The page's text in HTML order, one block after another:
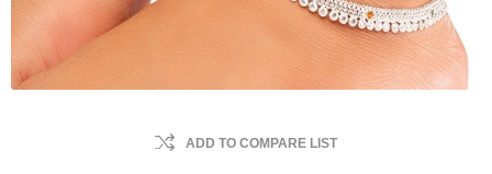
ADD TO COMPARE LIST